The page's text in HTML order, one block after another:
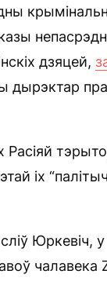
дзяцей,
дырэктар
Расіяй
іх
Юркевіч,